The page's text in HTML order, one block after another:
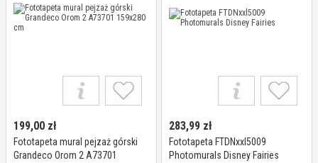
199,00 zł
Fototapeta mural pejzaż górski
Grandeco Orom 2 A73701
283,99 zł
Fototapeta FTDNxxl5009
Photomurals Disney Fairies